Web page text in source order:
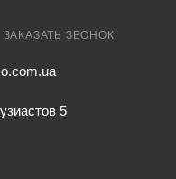
ЗАКАЗАТЬ ЗВОНОК
5